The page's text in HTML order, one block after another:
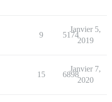
9 5174
Janvier 5,
2019
15 6898
Janvier 7,
2020